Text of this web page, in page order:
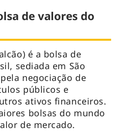
de valores do
é a bolsa de
sediada em São
negociação de
públicos e
ativos financeiros.
bolsas do mundo
de mercado.